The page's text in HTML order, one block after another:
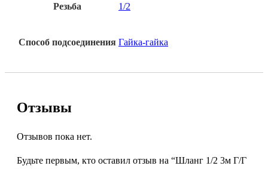
Резьба 1/2
Способ подсоединения Гайка-гайка
Отзывы
Отзывов пока нет.
Будьте первым, кто оставил отзыв на “Шланг 1/2 3м Г/Г